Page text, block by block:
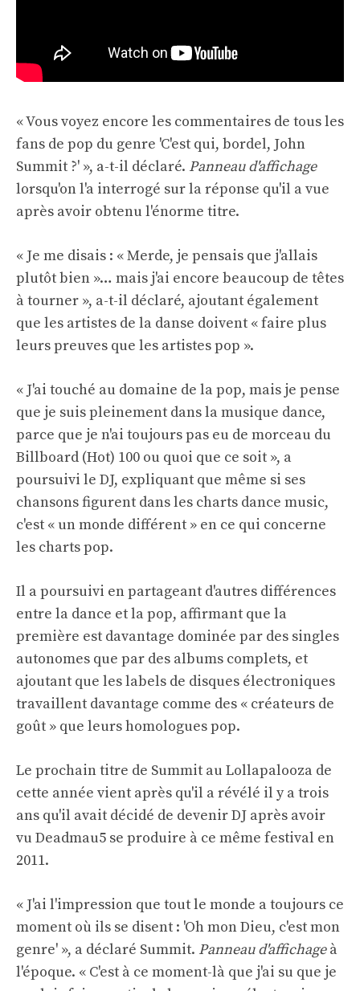
« Vous voyez encore les commentaires de tous les
fans de pop du genre 'C'est qui, bordel, John
Summit ?' », a-t-il déclaré. Panneau d'affichage
lorsqu'on l'a interrogé sur la réponse qu'il a vue
après avoir obtenu l'énorme titre.
« Je me disais : « Merde, je pensais que j'allais
plutôt bien »… mais j'ai encore beaucoup de têtes
à tourner », a-t-il déclaré, ajoutant également
que les artistes de la danse doivent « faire plus
leurs preuves que les artistes pop ».
« J'ai touché au domaine de la pop, mais je pense
que je suis pleinement dans la musique dance,
parce que je n'ai toujours pas eu de morceau du
Billboard (Hot) 100 ou quoi que ce soit », a
poursuivi le DJ, expliquant que même si ses
chansons figurent dans les charts dance music,
c'est « un monde différent » en ce qui concerne
les charts pop.
Il a poursuivi en partageant d'autres différences
entre la dance et la pop, affirmant que la
première est davantage dominée par des singles
autonomes que par des albums complets, et
ajoutant que les labels de disques électroniques
travaillent davantage comme des « créateurs de
goût » que leurs homologues pop.
Le prochain titre de Summit au Lollapalooza de
cette année vient après qu'il a révélé il y a trois
ans qu'il avait décidé de devenir DJ après avoir
vu Deadmau5 se produire à ce même festival en
2011.
« J'ai l'impression que tout le monde a toujours ce
moment où ils se disent : 'Oh mon Dieu, c'est mon
genre' », a déclaré Summit. Panneau d'affichageà
l'époque. « C'est à ce moment-là que j'ai su que je